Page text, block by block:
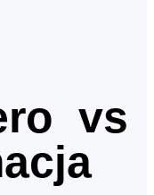
vs